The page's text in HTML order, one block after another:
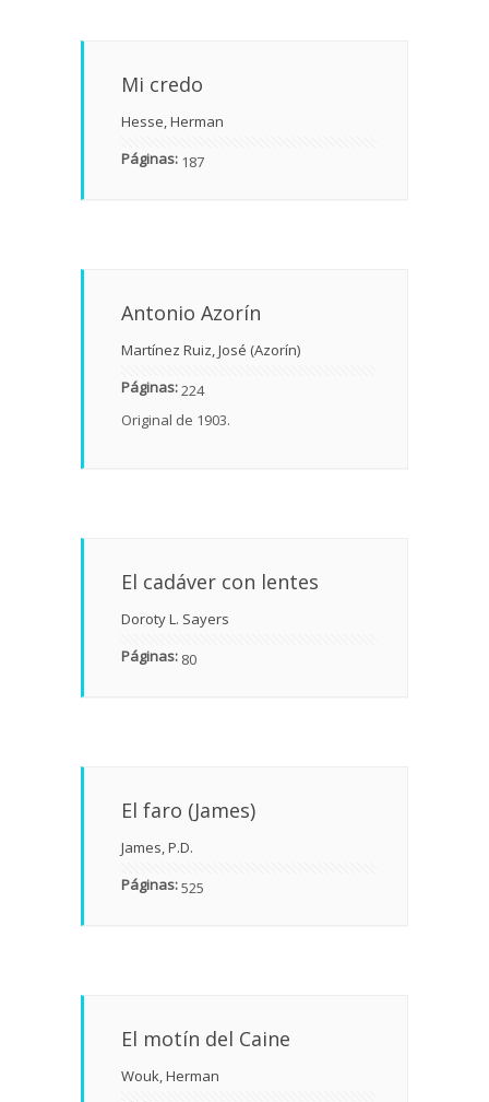
Mi credo
Hesse, Herman
Páginas: 187
Antonio Azorín
Martínez Ruiz, José (Azorín)
Páginas:224
Original de 1903.
El cadáver con lentes
Doroty L. Sayers
Páginas: 80
El faro (James)
James, P.D.
Páginas:525
El motín del Caine
Wouk, Herman